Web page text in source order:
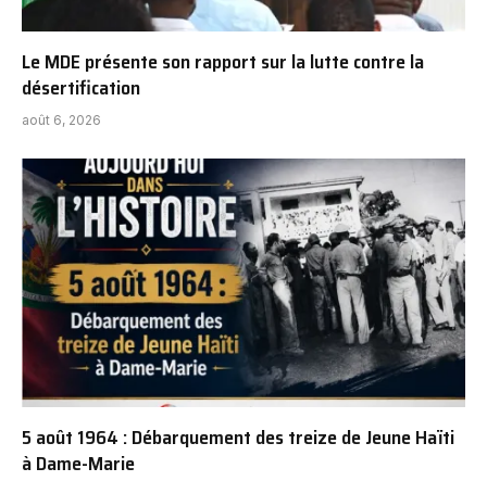
Le MDE présente son rapport sur la lutte contre la
désertification
août 6, 2026
5 août 1964 : Débarquement des treize de Jeune Haïti
à Dame-Marie